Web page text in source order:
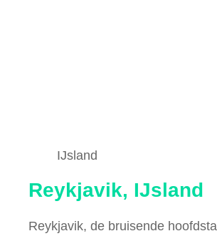
IJsland
Reykjavik, IJsland
Reykjavik, de bruisende